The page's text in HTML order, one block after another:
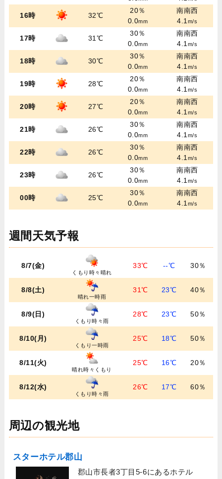
16時 32℃
20％
0.0mm
南南西
4.1m/s
17時 31℃
30％
0.0mm
南南西
4.1m/s
18時 30℃
30％
0.0mm
南南西
4.1m/s
19時 28℃
20％
0.0mm
南南西
4.1m/s
20時 27℃
20％
0.0mm
南南西
4.1m/s
21時 26℃
30％
0.0mm
南南西
4.1m/s
22時 26℃
30％
0.0mm
南南西
4.1m/s
23時 26℃
30％
0.0mm
南南西
4.1m/s
00時 25℃
30％
0.0mm
南南西
4.1m/s
週間天気予報
8/7(金)
くもり時々晴れ
33℃ --℃ 30％
8/8(土)
晴れ一時雨
31℃ 23℃ 40％
8/9(日)
くもり時々雨
28℃ 23℃ 50％
8/10(月)
くもり一時雨
25℃ 18℃ 50％
8/11(火)
晴れ時々くもり
25℃ 16℃ 20％
8/12(水)
くもり時々雨
26℃ 17℃ 60％
周辺の観光地
スターホテル郡山
郡山市長者3丁目5-6にあるホテル